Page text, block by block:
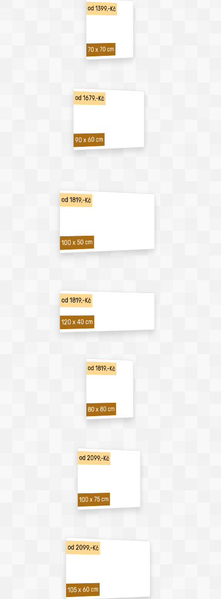
od 1399,-Kč
70 x 70 cm
od 1679,-Kč
90 x 60 cm
od 1819,-Kč
100 x 50 cm
od 1819,-Kč
120 x 40 cm
od 1819,-Kč
80 x 80 cm
od 2099,-Kč
100 x 75 cm
od 2099,-Kč
105 x 60 cm